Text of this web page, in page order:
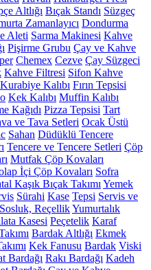
Altlığı Bıçak Standı Süzgeç
Zamanlayıcı Dondurma
Aleti Sarma Makinesi Kahve
Pişirme Grubu Çay ve Kahve
Chemex Cezve Çay Süzgeci
Kahve Filtresi Sifon Kahve
Kurabiye Kalıbı Fırın Tepsisi
Kek Kalıbı Muffin Kalıbı
Kağıdı Pizza Tepsisi Tart
ve Tava Setleri Ocak Üstü
Sahan Düdüklü Tencere
Tencere ve Tencere Setleri Çöp
Mutfak Çöp Kovaları
İçi Çöp Kovaları Sofra
Kaşık Bıçak Takımı Yemek
Sürahi Kase Tepsi Servis ve
Sosluk, ReçellikYumurtalık
Kasesi Peçetelik Karaf
Bardak Altlığı Ekmek
Kek Fanusu Bardak Viski
Bardağı Rakı Bardağı Kadeh